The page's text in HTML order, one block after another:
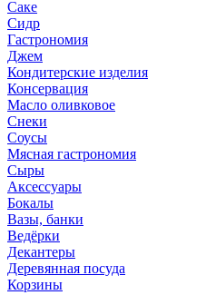
Саке
Сидр
Гастрономия
Джем
Кондитерские изделия
Консервация
Масло оливковое
Снеки
Соусы
Мясная гастрономия
Сыры
Аксессуары
Бокалы
Вазы, банки
Ведёрки
Декантеры
Деревянная посуда
Корзины